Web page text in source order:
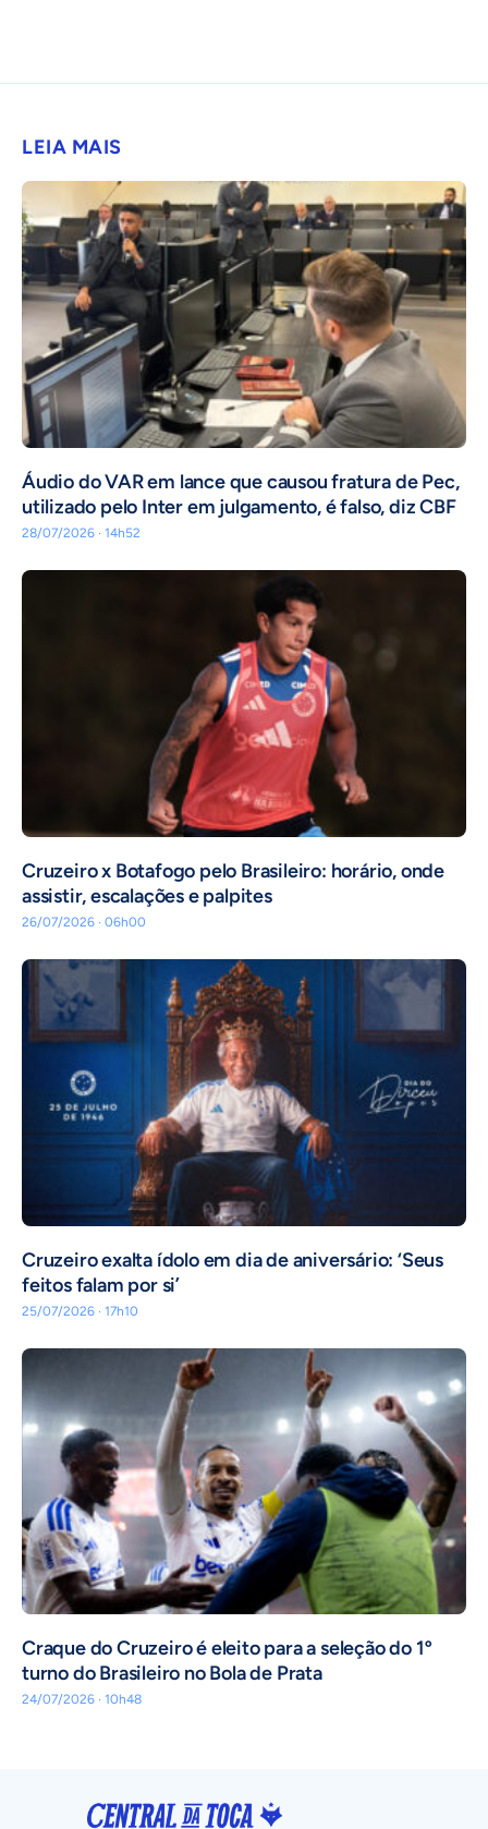
LEIA MAIS
Áudio do VAR em lance que causou fratura de Pec,
utilizado pelo Inter em julgamento, é falso, diz CBF
28/07/2026 · 14h52
Cruzeiro x Botafogo pelo Brasileiro: horário, onde
assistir, escalações e palpites
26/07/2026 · 06h00
Cruzeiro exalta ídolo em dia de aniversário: ‘Seus
feitos falam por si’
25/07/2026 · 17h10
Craque do Cruzeiro é eleito para a seleção do 1º
turno do Brasileiro no Bola de Prata
24/07/2026 · 10h48